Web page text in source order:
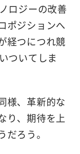
ロジーの改善
ポジションへ
経つにつれ競
ついてしま
様、革新的な
り、期待を上
ろう。